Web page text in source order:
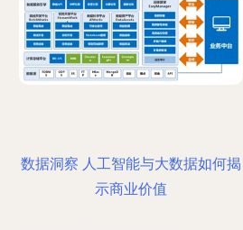
数据洞察 人工智能与大数据如何揭
示商业价值